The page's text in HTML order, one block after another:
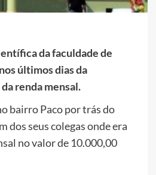
da faculdade de
últimos dias da
renda mensal.
bairro Paco por trás do
dos seus colegas onde era
no valor de 10.000,00